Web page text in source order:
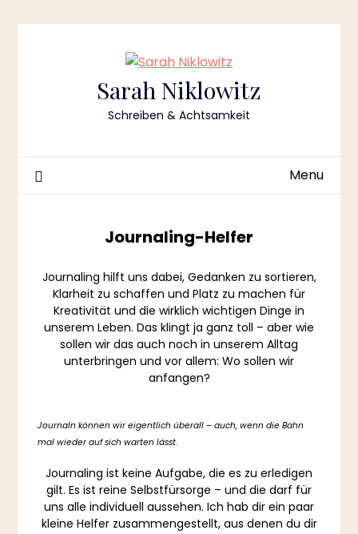
Sarah Niklowitz
Schreiben & Achtsamkeit
Menu
Journaling-Helfer
Journaling hilft uns dabei, Gedanken zu sortieren,
Klarheit zu schaffen und Platz zu machen für
Kreativität und die wirklich wichtigen Dinge in
unserem Leben. Das klingt ja ganz toll – aber wie
sollen wir das auch noch in unserem Alltag
unterbringen und vor allem: Wo sollen wir
anfangen?
Journaln können wir eigentlich überall – auch, wenn die Bahn
mal wieder auf sich warten lässt.
Journaling ist keine Aufgabe, die es zu erledigen
gilt. Es ist reine Selbstfürsorge – und die darf für
uns alle individuell aussehen. Ich hab dir ein paar
kleine Helfer zusammengestellt, aus denen du dir